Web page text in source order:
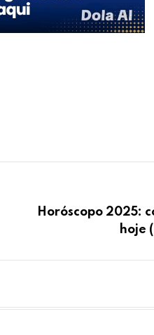
Horóscopo 2025:
hoje